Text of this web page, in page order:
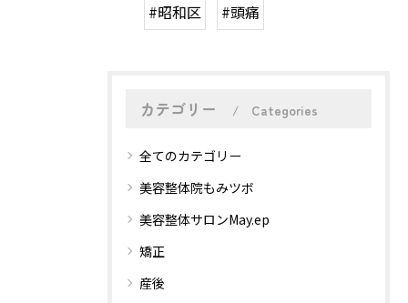
#昭和区 #頭痛
カテゴリー Categories
全てのカテゴリー
美容整体院もみツボ
美容整体サロンMay.ep
矯正
産後